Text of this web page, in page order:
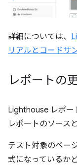
詳細については、
リアルとコードサ
レポートの
Lighthouse レポー
レポートのソース
テスト対象のペー
式になっているか